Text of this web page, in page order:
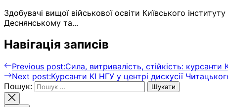
Здобувачі вищої військової освіти Київського
Деснянському та...
Навігація записів
Previous post:Сила, витривалість, стійкість:
Next post:Курсанти КІ НГУ у центрі дискусії
Пошук: